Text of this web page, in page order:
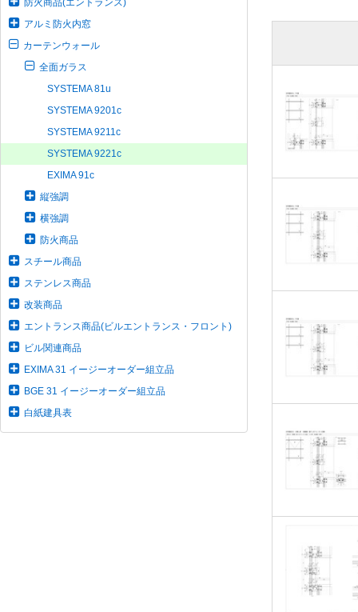
防火商品(エントランス)
アルミ防火内窓
カーテンウォール
全面ガラス
SYSTEMA 81u
SYSTEMA 9201c
SYSTEMA 9211c
SYSTEMA 9221c
EXIMA 91c
縦強調
横強調
防火商品
スチール商品
ステンレス商品
改装商品
エントランス商品(ビルエントランス・フロント)
ビル関連商品
EXIMA 31 イージーオーダー組立品
BGE 31 イージーオーダー組立品
白紙建具表